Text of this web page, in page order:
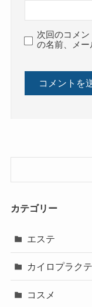
次回のコメ
の名前、メー
カテゴリー
エステ
カイロプラク
コスメ